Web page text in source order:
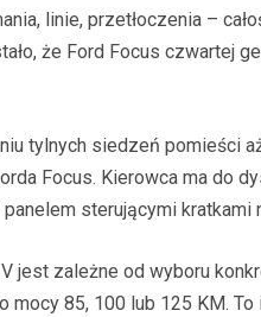
linie, przetłoczenia –
że Ford Focus czwartej
tylnych siedzeń pomieści
Focus. Kierowca ma do
sterującymi kratkami
jest zależne od wyboru
85, 100 lub 125 KM. To